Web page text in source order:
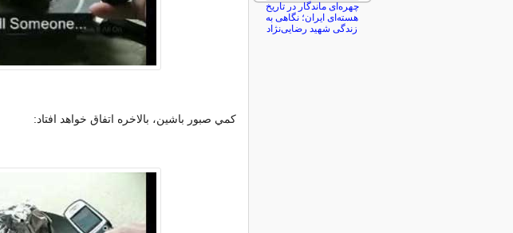
کمي صبور باشين، بالاخره اتفاق خواهد افتاد:
چهره‌ای ماندگار در تاریخ
هسته‌ای ایران؛ نگاهی به
زندگی شهید رضایی‌نژاد